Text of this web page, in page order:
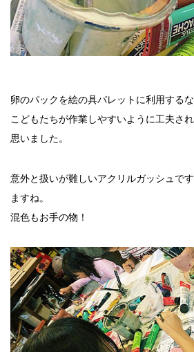
卵のパックを絵の具パレットに利用するな
こどもたちが作業しやすいように工夫さ
思いました。
意外と扱いが難しいアクリルガッシュで
ますね。
混色もお手の物！